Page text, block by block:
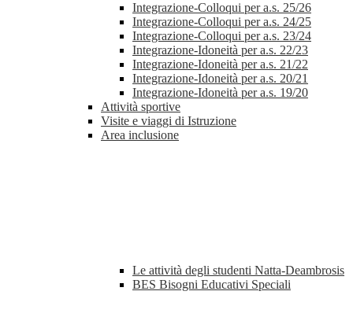
Integrazione-Colloqui per a.s. 25/26
Integrazione-Colloqui per a.s. 24/25
Integrazione-Colloqui per a.s. 23/24
Integrazione-Idoneità per a.s. 22/23
Integrazione-Idoneità per a.s. 21/22
Integrazione-Idoneità per a.s. 20/21
Integrazione-Idoneità per a.s. 19/20
Attività sportive
Visite e viaggi di Istruzione
Area inclusione
Le attività degli studenti Natta-Deambrosis
BES Bisogni Educativi Speciali